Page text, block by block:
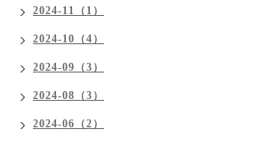
2024-11（1）
2024-10（4）
2024-09（3）
2024-08（3）
2024-06（2）